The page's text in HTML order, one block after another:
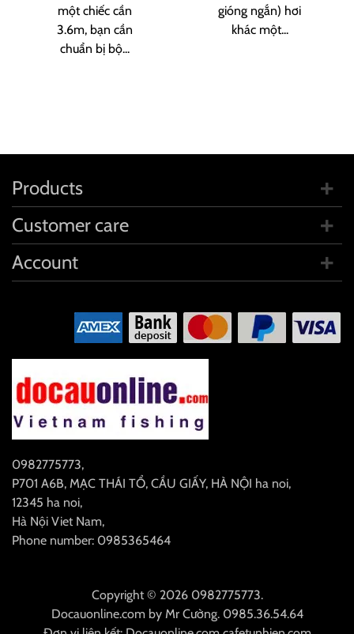
một chiếc cần
3.6m, bạn cần
chuẩn bị bộ...
gióng ngắn) hơi
khác một...
0982775773,
P701 A6B, MẠC THÁI TỔ, CẦU GIẤY, HÀ NỘI ha noi,
12345 ha noi,
Hà Nội Viet Nam,
Phone number: 0985365464
Products
Customer care
Account
Copyright © 2026 0982775773.
Docauonline.comby Mr Cường. 0985.36.54.64